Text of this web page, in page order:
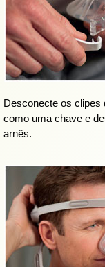
Desconecte os clipes
como uma chave e
arnês.